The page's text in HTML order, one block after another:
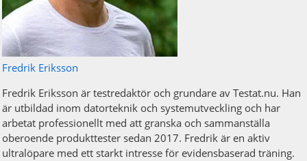
Fredrik Eriksson
Fredrik Eriksson är testredaktör och grundare av Testat.nu. Han
är utbildad inom datorteknik och systemutveckling och har
arbetat professionellt med att granska och sammanställa
oberoende produkttester sedan 2017. Fredrik är en aktiv
ultralöpare med ett starkt intresse för evidensbaserad träning.